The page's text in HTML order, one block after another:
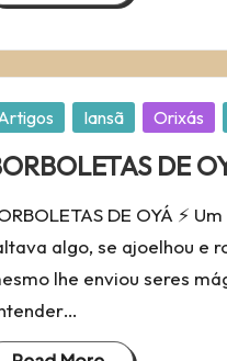
Iansã Orixás
DE
DE OYÁ ⚡
algo, se ajoelhou e
lhe enviou seres